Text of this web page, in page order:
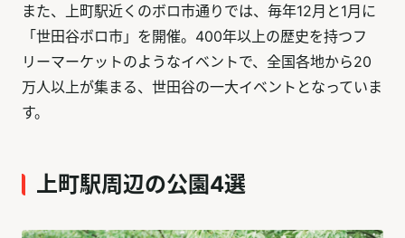
また、上町駅近くのボロ市通りでは、毎年12月と1月に
「世田谷ボロ市」を開催。400年以上の歴史を持つフ
リーマーケットのようなイベントで、全国各地から20
万人以上が集まる、世田谷の一大イベントとなっていま
す。
上町駅周辺の公園4選